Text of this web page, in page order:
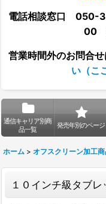
電話相談窓口 050-
00
営業時間外のお問合せ
い（こ
通信キャリア別商
品一覧
発売年別のページ
ホーム > オフスクリーン加工
１０インチ級タブレ